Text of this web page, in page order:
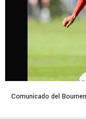
Comunicado del